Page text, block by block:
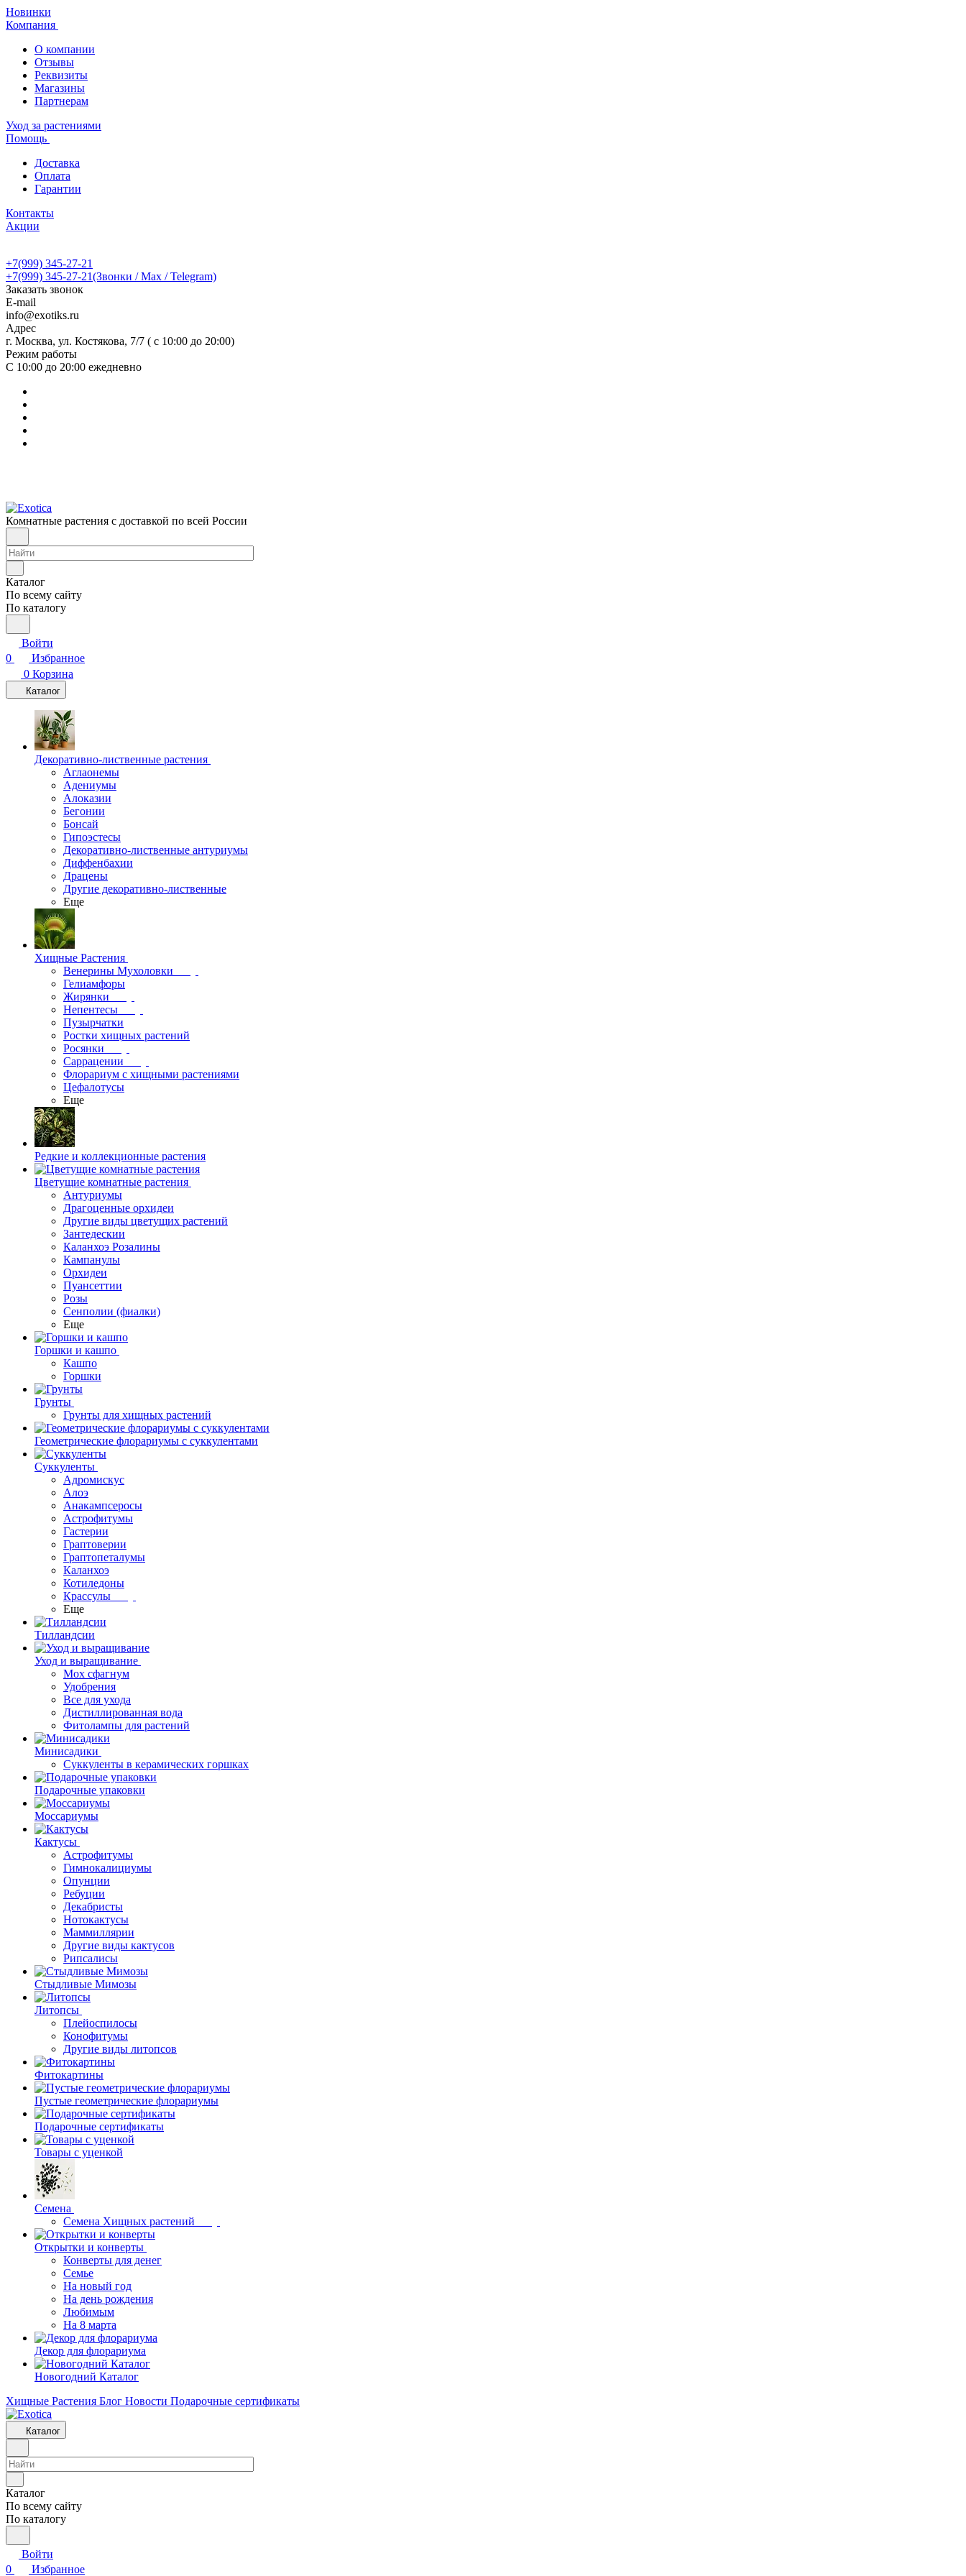
Новинки
Компания
О компании
Отзывы
Реквизиты
Магазины
Партнерам
Уход за растениями
Помощь
Доставка
Оплата
Гарантии
Контакты
Акции
+7(999) 345-27-21
+7(999) 345-27-21(Звонки / Max / Telegram)
Заказать звонок
E-mail
info@exotiks.ru
Адрес
г. Москва, ул. Костякова, 7/7 ( с 10:00 до 20:00)
Режим работы
С 10:00 до 20:00 ежедневно
Комнатные растения с доставкой по всей России
Каталог
По всему сайту
По каталогу
Войти
0
Избранное
0 Корзина
Каталог
Декоративно-лиственные растения
Аглаонемы
Адениумы
Алоказии
Бегонии
Бонсай
Гипоэстесы
Декоративно-лиственные антуриумы
Диффенбахии
Драцены
Другие декоративно-лиственные
Еще
Хищные Растения
Венерины Мухоловки
Гелиамфоры
Жирянки
Непентесы
Пузырчатки
Ростки хищных растений
Росянки
Саррацении
Флорариум с хищными растениями
Цефалотусы
Еще
Редкие и коллекционные растения
Цветущие комнатные растения
Антуриумы
Драгоценные орхидеи
Другие виды цветущих растений
Зантедескии
Каланхоэ Розалины
Кампанулы
Орхидеи
Пуансеттии
Розы
Сенполии (фиалки)
Еще
Горшки и кашпо
Кашпо
Горшки
Грунты
Грунты для хищных растений
Геометрические флорариумы с суккулентами
Суккуленты
Адромискус
Алоэ
Анакампсеросы
Астрофитумы
Гастерии
Граптоверии
Граптопеталумы
Каланхоэ
Котиледоны
Крассулы
Еще
Тилландсии
Уход и выращивание
Мох сфагнум
Удобрения
Все для ухода
Дистиллированная вода
Фитолампы для растений
Минисадики
Суккуленты в керамических горшках
Подарочные упаковки
Моссариумы
Кактусы
Астрофитумы
Гимнокалициумы
Опунции
Ребуции
Декабристы
Нотокактусы
Маммиллярии
Другие виды кактусов
Рипсалисы
Стыдливые Мимозы
Литопсы
Плейоспилосы
Конофитумы
Другие виды литопсов
Фитокартины
Пустые геометрические флорариумы
Подарочные сертификаты
Товары с уценкой
Семена
Семена Хищных растений
Открытки и конверты
Конверты для денег
Семье
На новый год
На день рождения
Любимым
На 8 марта
Декор для флорариума
Новогодний Каталог
Хищные Растения Блог Новости Подарочные сертификаты
Каталог
Каталог
По всему сайту
По каталогу
Войти
0
Избранное